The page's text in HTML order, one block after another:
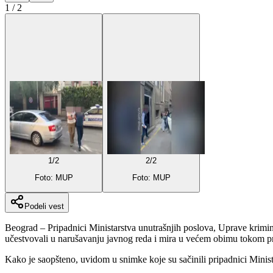
1 / 2
1 /2
Foto: MUP
2/2
Foto: MUP
Podeli vest
Beograd – Pripadnici Ministarstva unutrašnjih poslova, Uprave
učestvovali u narušavanju javnog reda i mira u većem obimu
Kako je saopšteno, uvidom u snimke koje su sačinili pripadnici